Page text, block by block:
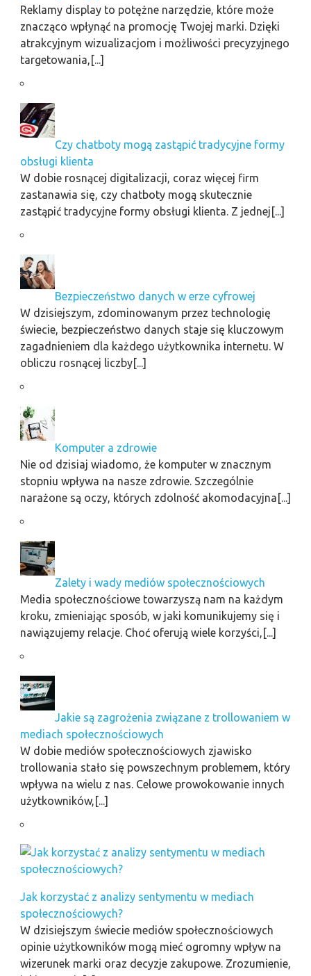
Reklamy display to potężne narzędzie, które może
znacząco wpłynąć na promocję Twojej marki. Dzięki
atrakcyjnym wizualizacjom i możliwości precyzyjnego
targetowania,[...]
Czy chatboty mogą zastąpić tradycyjne formy
obsługi klienta
W dobie rosnącej digitalizacji, coraz więcej firm
zastanawia się, czy chatboty mogą skutecznie
zastąpić tradycyjne formy obsługi klienta. Z jednej[...]
Bezpieczeństwo danych w erze cyfrowej
W dzisiejszym, zdominowanym przez technologię
świecie, bezpieczeństwo danych staje się kluczowym
zagadnieniem dla każdego użytkownika internetu. W
obliczu rosnącej liczby[...]
Komputer a zdrowie
Nie od dzisiaj wiadomo, że komputer w znacznym
stopniu wpływa na nasze zdrowie. Szczególnie
narażone są oczy, których zdolność akomodacyjna[...]
Zalety i wady mediów społecznościowych
Media społecznościowe towarzyszą nam na każdym
kroku, zmieniając sposób, w jaki komunikujemy się i
nawiązujemy relacje. Choć oferują wiele korzyści,[...]
Jakie są zagrożenia związane z trollowaniem w
mediach społecznościowych
W dobie mediów społecznościowych zjawisko
trollowania stało się powszechnym problemem, który
wpływa na wielu z nas. Celowe prowokowanie innych
użytkowników,[...]
Jak korzystać z analizy sentymentu w mediach
społecznościowych?
W dzisiejszym świecie mediów społecznościowych
opinie użytkowników mogą mieć ogromny wpływ na
wizerunek marki oraz decyzje zakupowe. Zrozumienie,